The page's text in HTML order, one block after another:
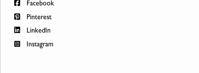
Facebook
Pinterest
LinkedIn
Instagram